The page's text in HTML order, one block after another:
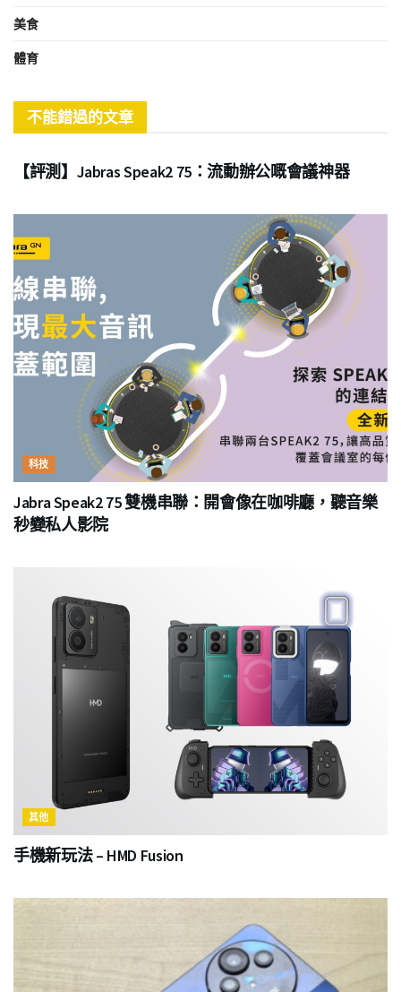
美食
體育
不能錯過的文章
商業
【評測】Jabras Speak2 75：流動辦公嘅會議神器
科技
Jabra Speak2 75 雙機串聯：開會像在咖啡廳，聽音樂
秒變私人影院
其他
手機新玩法 – HMD Fusion